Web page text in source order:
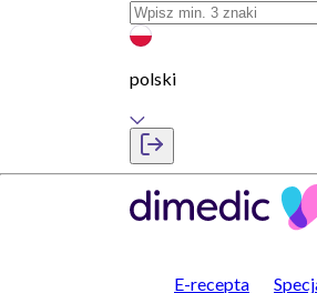
polski
E-recepta